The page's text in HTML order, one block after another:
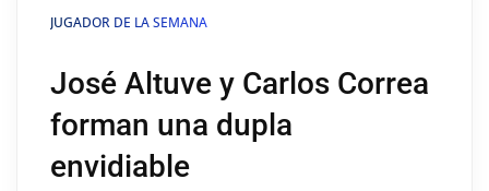
JUGADOR DE LA SEMANA
José Altuve y Carlos Correa
forman una dupla
envidiable